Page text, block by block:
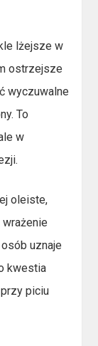
lżejsze w
ostrzejsze
wyczuwalne
To
w
oleiste,
wrażenie
uznaje
kwestia
piciu